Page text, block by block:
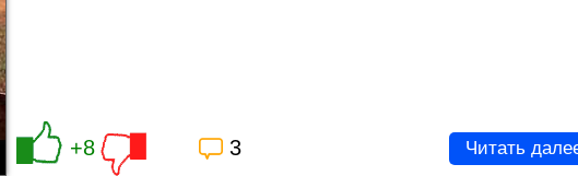
+8 3 Читать